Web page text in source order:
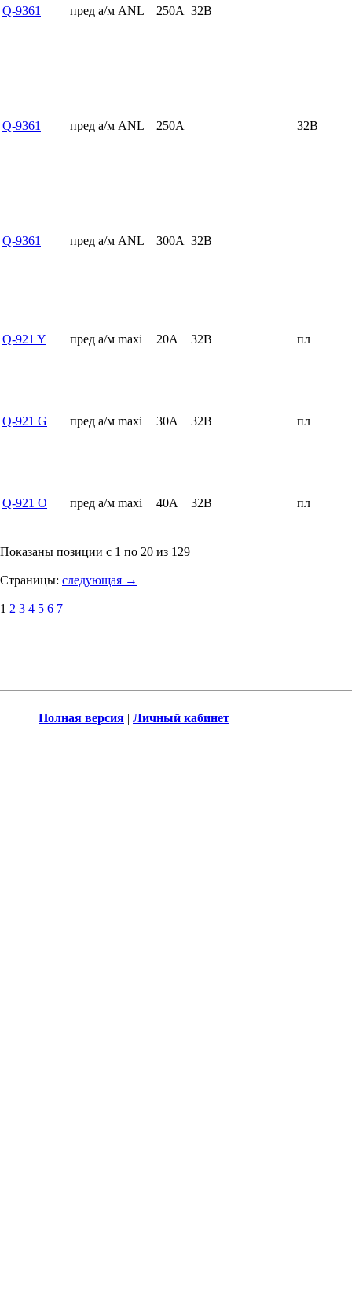
Q-9361 пред а/м ANL 250А 32В
Q-9361 пред а/м ANL 250А 32В
Q-9361 пред а/м ANL 300А 32В
Q-921 Y пред а/м maxi 20А 32В пл
Q-921 G пред а/м maxi 30А 32В пл
Q-921 O пред а/м maxi 40А 32В пл
Показаны позиции с 1 по 20 из 129
Страницы: следующая →
1 2 3 4 5 6 7
Полная версия | Личный кабинет